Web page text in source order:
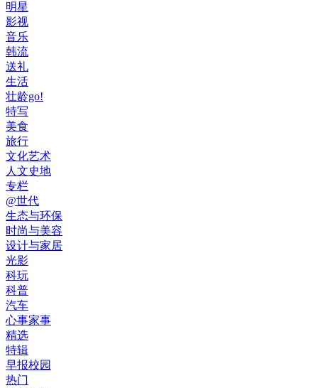
明星
影视
音乐
韩流
送礼
生活
壮龄go!
特写
美食
旅行
文化艺术
人文史地
专栏
@世代
生态与环保
时尚与美容
设计与家居
光影
科玩
科普
汽车
心事家事
精选
特辑
早报校园
热门